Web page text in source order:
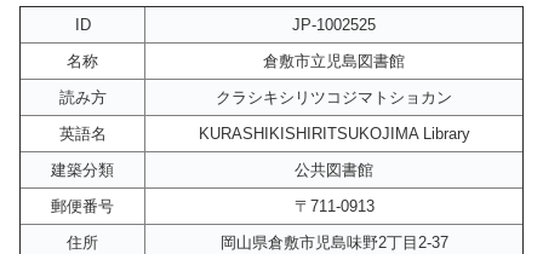
ID
JP-1002525
名称
倉敷市立児島図書館
読み方
クラシキシリツコジマトショカン
英語名
KURASHIKISHIRITSUKOJIMA Library
建築分類
公共図書館
郵便番号
〒711-0913
住所
岡山県倉敷市児島味野2丁目2-37